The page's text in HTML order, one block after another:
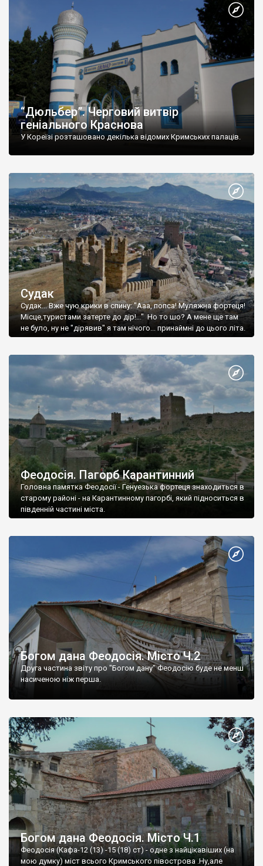
“Дюльбер”. Черговий витвір
геніального Краснова
У Кореїзі розташовано декілька відомих Кримських палаців.
Судак
Судак... Вже чую крики в спину: "Ааа, попса! Муляжна фортеця!
Місце,туристами затерте до дір!..." Но то шо? А мене ще там
не було, ну не "дірявив" я там нічого... принаймні до цього літа.
Феодосія. Пагорб Карантинний
Головна памятка Феодосії - Генуезька фортеця знаходиться в
старому районі - на Карантинному пагорбі, який підноситься в
південній частині міста.
Богом дана Феодосія. Місто Ч.2
Друга частина звіту про "Богом дану" Феодосію буде не менш
насиченою ніж перша.
Богом дана Феодосія. Місто Ч.1
Феодосія (Кафа-12 (13) -15 (18) ст) - одне з найцікавіших (на
мою думку) міст всього Кримського півострова .Ну,але